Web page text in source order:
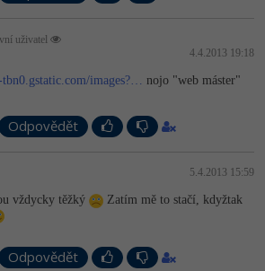
uživatel
4.4.2013 19:18
images?… nojo "web máster"
Odpovědět
5.4.2013 15:59
vždycky těžký
Zatím mě to stačí, kdyžtak
Odpovědět